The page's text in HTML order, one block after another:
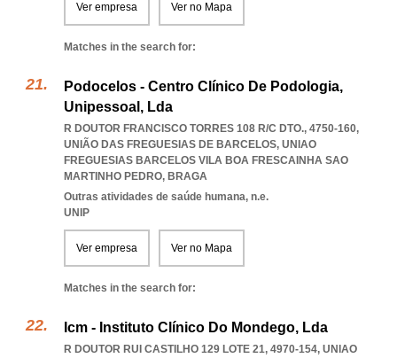
Ver empresa Ver no Mapa
Matches in the search for:
Podocelos - Centro Clínico De Podologia,
Unipessoal, Lda
R DOUTOR FRANCISCO TORRES 108 R/C DTO., 4750-160,
UNIÃO DAS FREGUESIAS DE BARCELOS, UNIAO
FREGUESIAS BARCELOS VILA BOA FRESCAINHA SAO
MARTINHO PEDRO, BRAGA
Outras atividades de saúde humana, n.e.
UNIP
Ver empresa Ver no Mapa
Matches in the search for:
Icm - Instituto Clínico Do Mondego, Lda
R DOUTOR RUI CASTILHO 129 LOTE 21, 4970-154, UNIAO